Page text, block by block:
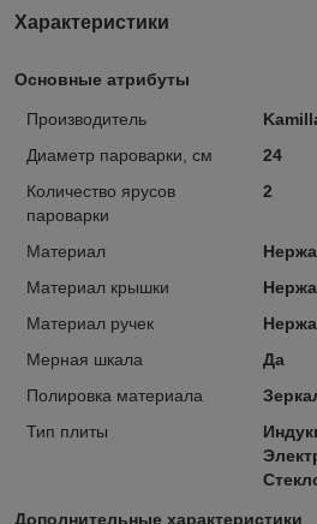
Характеристики
Основные атрибуты
Производитель
Диаметр пароварки, см
24
Количество ярусов
пароварки
2
Материал
Материал крышки
Материал ручек
Мерная шкала
Да
Полировка материала
Тип плиты
Дополнительные характеристики